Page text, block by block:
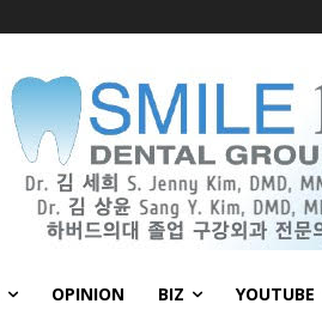
OPINION BIZ YOUTUBE